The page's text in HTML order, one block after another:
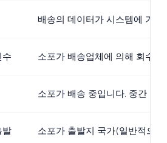
배송의 데이터가 시스템에 기
소포가 배송업체에 의해 회수
소포가 배송 중입니다. 중간 물
발 소포가 출발지 국가(일반적으